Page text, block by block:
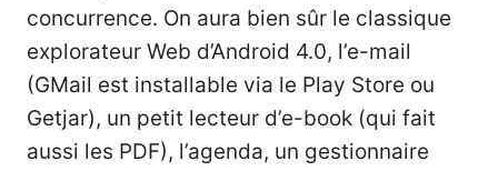
concurrence. On aura bien sûr le classique
explorateur Web d’Android 4.0, l’e-mail
(GMail est installable via le Play Store ou
Getjar), un petit lecteur d’e-book (qui fait
aussi les PDF), l’agenda, un gestionnaire